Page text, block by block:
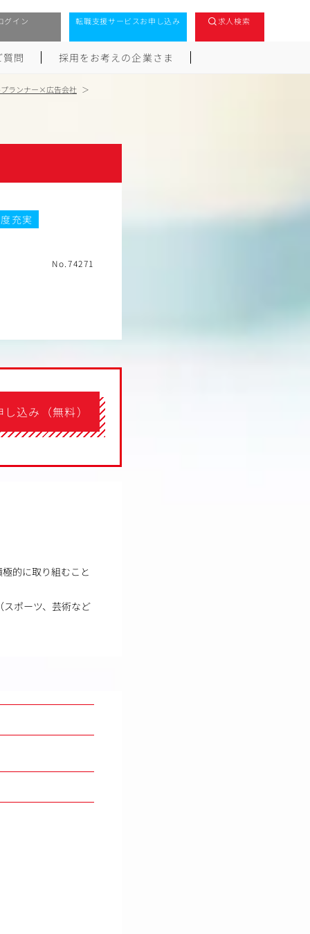
グイン 転職支援サービスお申し込み 求人検索
問 採用をお考えの企業さま
ランナー×広告会社
充実
No.74271
込み（無料）
的に取り組むこと
ポーツ、芸術など